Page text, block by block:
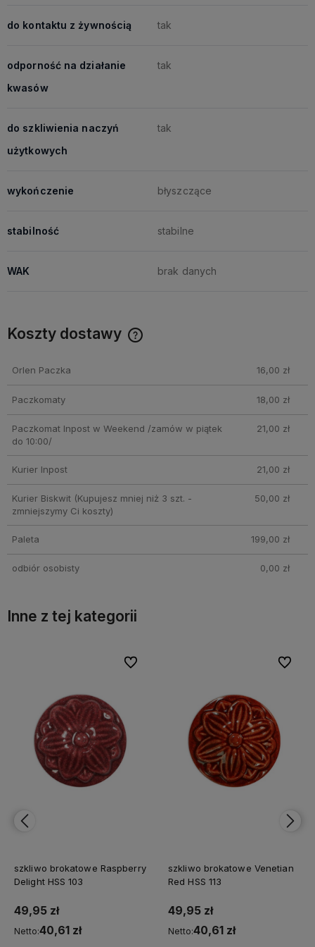
do kontaktu z żywnością tak
odporność na działanie
kwasów
tak
do szkliwienia naczyń
użytkowych
tak
wykończenie błyszczące
stabilność stabilne
WAK brak danych
Koszty dostawy
Orlen Paczka 16,00 zł
Paczkomaty 18,00 zł
Paczkomat Inpost w Weekend /zamów w piątek
do 10:00/
21,00 zł
Kurier Inpost 21,00 zł
Kurier Biskwit(Kupujesz mniej niż 3 szt. -
zmniejszymy Ci koszty)
50,00 zł
Paleta 199,00 zł
odbiór osobisty 0,00 zł
Inne z tej kategorii
Raspberry
szkliwo brokatowe Venetian
Red HSS 113
Netto:
szkliwo
Netto: